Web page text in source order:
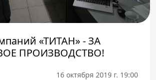
«ТИТАН» - ЗА
ПРОИЗВОДСТВО!
16 октября 2019 г. 19:00